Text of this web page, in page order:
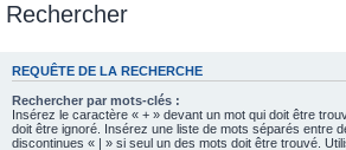
Rechercher
REQUÊTE DE LA RECHERCHE
Rechercher par mots-clés :
Insérez le caractère « + » devant un mot qui doit être
doit être ignoré. Insérez une liste de mots séparés entre
discontinues « | » si seul un des mots doit être trouvé.